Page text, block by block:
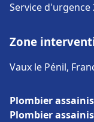
Service d'urgence
Zone
Vaux le Pénil,
Plombier
Plombier